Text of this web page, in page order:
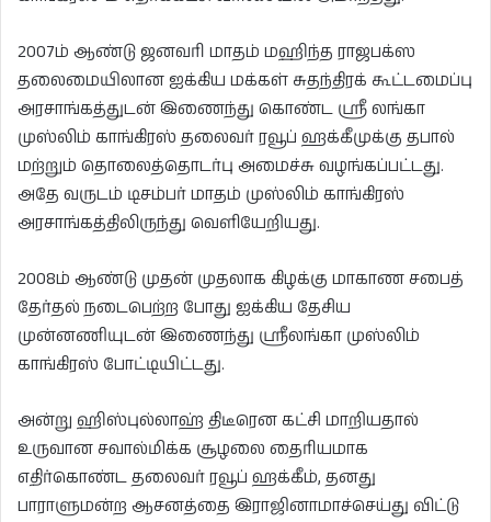
2007ம் ஆண்டு ஜனவரி மாதம் மஹிந்த ராஜபக்ஸ
தலைமையிலான ஐக்கிய மக்கள் சுதந்திரக் கூட்டமைப்பு
அரசாங்கத்துடன் இணைந்து கொண்ட ஸ்ரீ லங்கா
முஸ்லிம் காங்கிரஸ் தலைவர் ரவூப் ஹக்கீமுக்கு தபால்
மற்றும் தொலைத்தொடர்பு அமைச்சு வழங்கப்பட்டது.
அதே வருடம் டிசம்பர் மாதம் முஸ்லிம் காங்கிரஸ்
அரசாங்கத்திலிருந்து வெளியேறியது.
2008ம் ஆண்டு முதன் முதலாக கிழக்கு மாகாண சபைத்
தேர்தல் நடைபெற்ற போது ஐக்கிய தேசிய
முன்னணியுடன் இணைந்து ஸ்ரீலங்கா முஸ்லிம்
காங்கிரஸ் போட்டியிட்டது.
அன்று ஹிஸ்புல்லாஹ் திடீரென கட்சி மாறியதால்
உருவான சவால்மிக்க சூழலை தைரியமாக
எதிர்கொண்ட தலைவர் ரவூப் ஹக்கீம், தனது
பாராளுமன்ற ஆசனத்தை இராஜினாமாச்செய்து விட்டு